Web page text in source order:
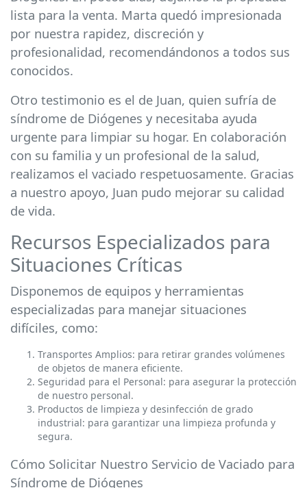
lista para la venta. Marta quedó impresionada
por nuestra rapidez, discreción y
profesionalidad, recomendándonos a todos sus
conocidos.
Otro testimonio es el de Juan, quien sufría de
síndrome de Diógenes y necesitaba ayuda
urgente para limpiar su hogar. En colaboración
con su familia y un profesional de la salud,
realizamos el vaciado respetuosamente. Gracias
a nuestro apoyo, Juan pudo mejorar su calidad
de vida.
Recursos Especializados para
Situaciones Críticas
Disponemos de equipos y herramientas
especializadas para manejar situaciones
difíciles, como:
Transportes Amplios: para retirar grandes volúmenes
de objetos de manera eficiente.
Seguridad para el Personal: para asegurar la protección
de nuestro personal.
Productos de limpieza y desinfección de grado
industrial: para garantizar una limpieza profunda y
segura.
Cómo Solicitar Nuestro Servicio de Vaciado para
Síndrome de Diógenes